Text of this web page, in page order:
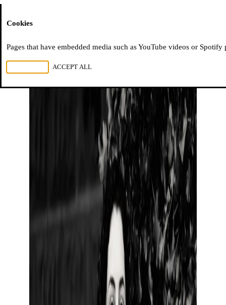
Cookies
Pages that have embedded media such as YouTube videos or
ACCEPT ALL